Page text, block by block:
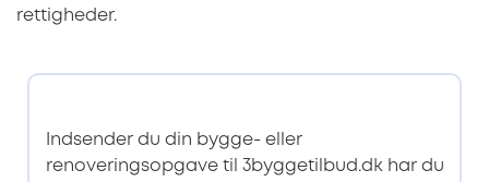
rettigheder.
Indsender du din bygge- eller
renoveringsopgave til 3byggetilbud.dk har du